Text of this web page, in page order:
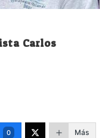
Carlos
0 Más